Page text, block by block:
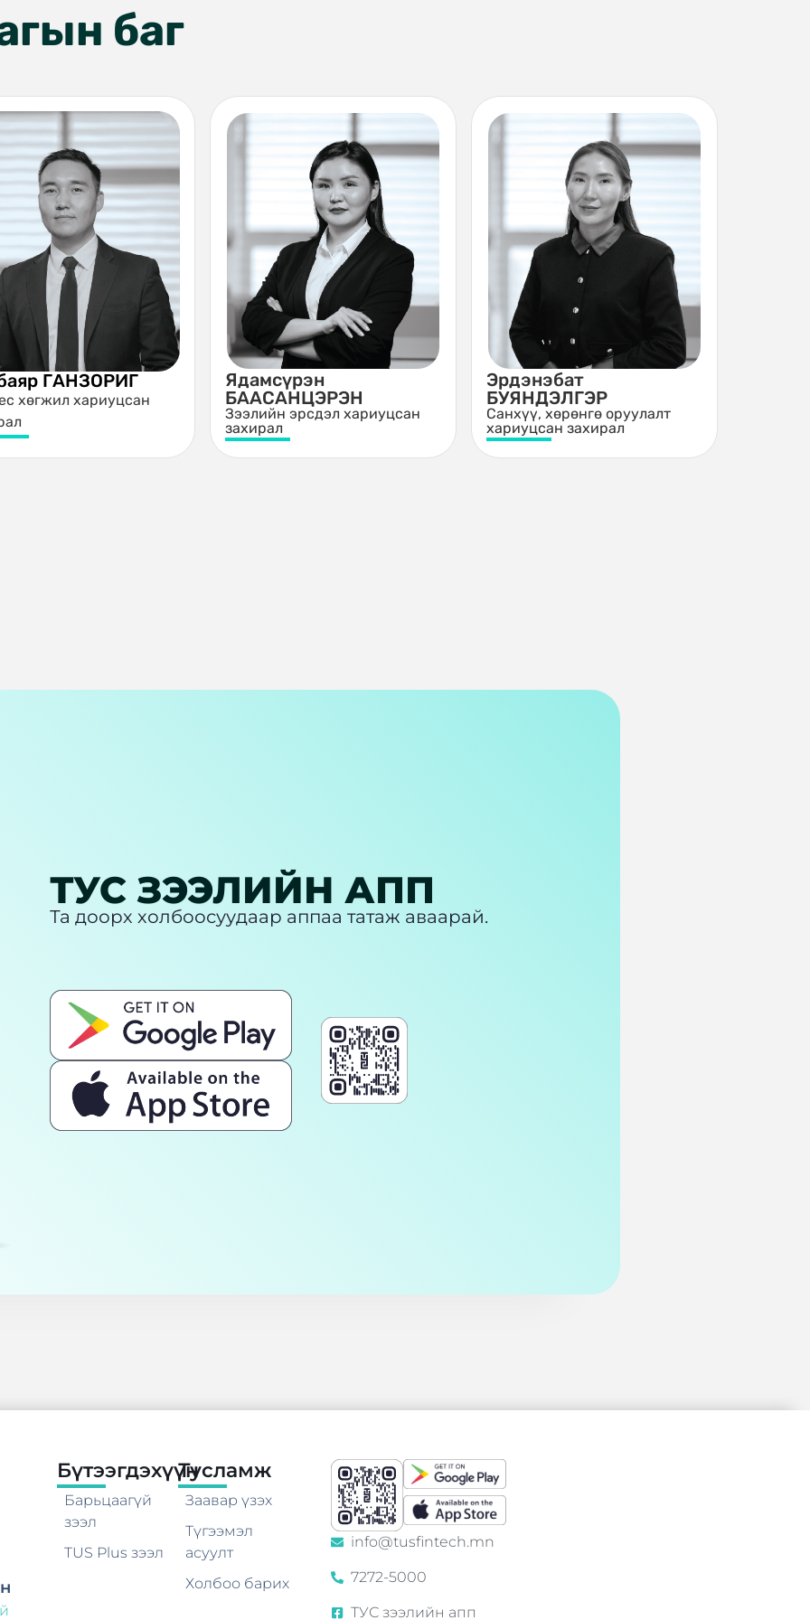
баг
ГАНЗОРИГ
хөгжил хариуцсан
Ядамсүрэн
БААСАНЦЭРЭН
Зээлийн эрсдэл хариуцсан
захирал
Эрдэнэбат
БУЯНДЭЛГЭР
Санхүү, хөрөнгө оруулалт
хариуцсан захирал
ТУС ЗЭЭЛИЙН АПП
Та доорх холбоосуудаар аппаа татаж аваарай.
Бүтээгдэхүүн
Барьцаагүй
зээл
TUS Plus зээл
Тусламж
Заавар үзэх
Түгээмэл
асуулт
Холбоо барих
info@tusfintech.mn
7272-5000
ТУС зээлийн апп